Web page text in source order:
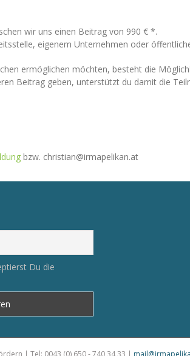
wir uns einen Beitrag von 990 € *.
eigenem Unternehmen oder
ermöglichen möchten, besteht die
Beitrag geben, unterstützt du damit die
bzw. christian@irmapelikan.at
Du die
| Tel: 0043 (0) 650 - 740 34 33 |